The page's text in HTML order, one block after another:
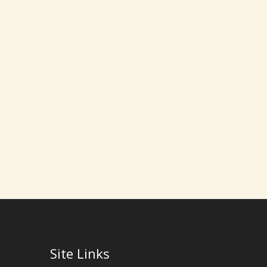
Site Links